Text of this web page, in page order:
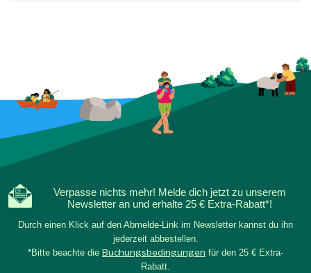
Verpasse nichts mehr! Melde dich jetzt zu unserem
Newsletter an und erhalte 25 € Extra-Rabatt*!
Durch einen Klick auf den Abmelde-Link im Newsletter kannst du ihn
jederzeit abbestellen.
*Bitte beachte die Buchungsbedingungen für den 25 € Extra-
Rabatt.